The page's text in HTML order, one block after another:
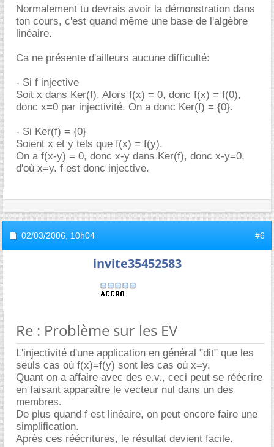
Normalement tu devrais avoir la démonstration dans
ton cours, c'est quand même une base de l'algèbre
linéaire.
Ca ne présente d'ailleurs aucune difficulté:
- Si f injective
Soit x dans Ker(f). Alors f(x) = 0, donc f(x) = f(0),
donc x=0 par injectivité. On a donc Ker(f) = {0}.
- Si Ker(f) = {0}
Soient x et y tels que f(x) = f(y).
On a f(x-y) = 0, donc x-y dans Ker(f), donc x-y=0,
d'où x=y. f est donc injective.
02/03/2006, 10h04 #6
invite35452583
Re : Problème sur les EV
L'injectivité d'une application en général "dit" que les
seuls cas où f(x)=f(y) sont les cas où x=y.
Quant on a affaire avec des e.v., ceci peut se réécrire
en faisant apparaître le vecteur nul dans un des
membres.
De plus quand f est linéaire, on peut encore faire une
simplification.
Après ces réécritures, le résultat devient facile.